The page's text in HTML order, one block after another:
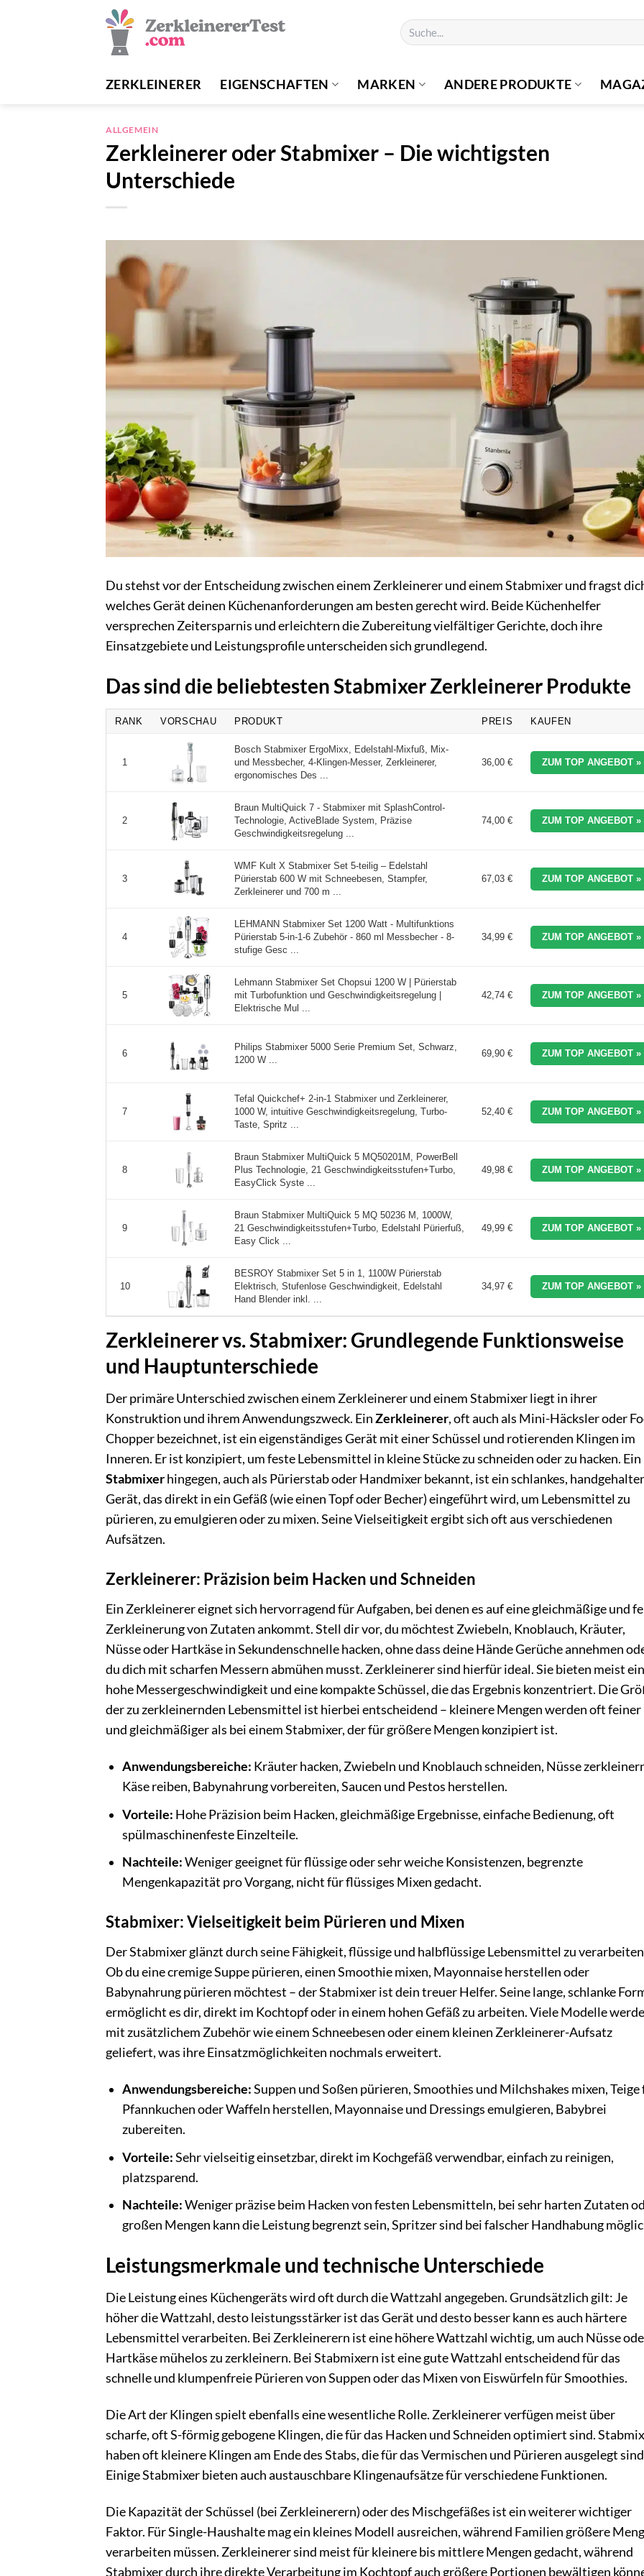
Suchen
nach:
ZERKLEINERER EIGENSCHAFTEN MARKEN ANDERE PRODUKTE
ALLGEMEIN
Zerkleinerer oder Stabmixer – Die wichtigsten
Unterschiede
Du stehst vor der Entscheidung zwischen einem Zerkleinerer und einem Stabmixer und fragst
welches Gerät deinen Küchenanforderungen am besten gerecht wird. Beide Küchenhelfer
versprechen Zeitersparnis und erleichtern die Zubereitung vielfältiger Gerichte, doch ihre
Einsatzgebiete und Leistungsprofile unterscheiden sich grundlegend.
Das sind die beliebtesten Stabmixer Zerkleinerer Produkte
RANK VORSCHAU PRODUKT PREIS KAUFEN
1
Bosch Stabmixer ErgoMixx, Edelstahl-Mixfuß, Mix-
und Messbecher, 4-Klingen-Messer, Zerkleinerer,
ergonomisches Des ...
36,00 € ZUM TOP ANGEBOT »
2
Braun MultiQuick 7 - Stabmixer mit SplashControl-
Technologie, ActiveBlade System, Präzise
Geschwindigkeitsregelung ...
74,00 € ZUM TOP ANGEBOT »
3
WMF Kult X Stabmixer Set 5-teilig – Edelstahl
Pürierstab 600 W mit Schneebesen, Stampfer,
Zerkleinerer und 700 m ...
67,03 € ZUM TOP ANGEBOT »
4
LEHMANN Stabmixer Set 1200 Watt - Multifunktions
Pürierstab 5-in-1-6 Zubehör - 860 ml Messbecher - 8-
stufige Gesc ...
34,99 € ZUM TOP ANGEBOT »
5
Lehmann Stabmixer Set Chopsui 1200 W | Pürierstab
mit Turbofunktion und Geschwindigkeitsregelung |
Elektrische Mul ...
42,74 € ZUM TOP ANGEBOT »
6
Philips Stabmixer 5000 Serie Premium Set, Schwarz,
1200 W ...
69,90 € ZUM TOP ANGEBOT »
7
Tefal Quickchef+ 2-in-1 Stabmixer und Zerkleinerer,
1000 W, intuitive Geschwindigkeitsregelung, Turbo-
Taste, Spritz ...
52,40 € ZUM TOP ANGEBOT »
8
Braun Stabmixer MultiQuick 5 MQ50201M, PowerBell
Plus Technologie, 21 Geschwindigkeitsstufen+Turbo,
EasyClick Syste ...
49,98 € ZUM TOP ANGEBOT »
9
Braun Stabmixer MultiQuick 5 MQ 50236 M, 1000W,
21 Geschwindigkeitsstufen+Turbo, Edelstahl Pürierfuß,
Easy Click ...
49,99 € ZUM TOP ANGEBOT »
10
BESROY Stabmixer Set 5 in 1, 1100W Pürierstab
Elektrisch, Stufenlose Geschwindigkeit, Edelstahl
Hand Blender inkl. ...
34,97 € ZUM TOP ANGEBOT »
Zerkleinerer vs. Stabmixer: Grundlegende Funktionsweise
und Hauptunterschiede
Der primäre Unterschied zwischen einem Zerkleinerer und einem Stabmixer liegt in ihrer
Konstruktion und ihrem Anwendungszweck. EinZerkleinerer, oft auch als Mini-Häcksler oder
Chopper bezeichnet, ist ein eigenständiges Gerät mit einer Schüssel und rotierenden Klingen im
Inneren. Er ist konzipiert, um feste Lebensmittel in kleine Stücke zu schneiden oder zu hacken. Ein
Stabmixerhingegen, auch als Pürierstab oder Handmixer bekannt, ist ein schlankes,
Gerät, das direkt in ein Gefäß (wie einen Topf oder Becher) eingeführt wird, um Lebensmittel zu
pürieren, zu emulgieren oder zu mixen. Seine Vielseitigkeit ergibt sich oft aus verschiedenen
Aufsätzen.
Zerkleinerer: Präzision beim Hacken und Schneiden
Ein Zerkleinerer eignet sich hervorragend für Aufgaben, bei denen es auf eine gleichmäßige und
Zerkleinerung von Zutaten ankommt. Stell dir vor, du möchtest Zwiebeln, Knoblauch, Kräuter,
Nüsse oder Hartkäse in Sekundenschnelle hacken, ohne dass deine Hände Gerüche annehmen
du dich mit scharfen Messern abmühen musst. Zerkleinerer sind hierfür ideal. Sie bieten meist
hohe Messergeschwindigkeit und eine kompakte Schüssel, die das Ergebnis konzentriert. Die
der zu zerkleinernden Lebensmittel ist hierbei entscheidend – kleinere Mengen werden oft feiner
und gleichmäßiger als bei einem Stabmixer, der für größere Mengen konzipiert ist.
Anwendungsbereiche: Kräuter hacken, Zwiebeln und Knoblauch schneiden, Nüsse
Käse reiben, Babynahrung vorbereiten, Saucen und Pestos herstellen.
Vorteile: Hohe Präzision beim Hacken, gleichmäßige Ergebnisse, einfache Bedienung, oft
spülmaschinenfeste Einzelteile.
Nachteile:Weniger geeignet für flüssige oder sehr weiche Konsistenzen, begrenzte
Mengenkapazität pro Vorgang, nicht für flüssiges Mixen gedacht.
Stabmixer: Vielseitigkeit beim Pürieren und Mixen
Der Stabmixer glänzt durch seine Fähigkeit, flüssige und halbflüssige Lebensmittel zu
Ob du eine cremige Suppe pürieren, einen Smoothie mixen, Mayonnaise herstellen oder
Babynahrung pürieren möchtest – der Stabmixer ist dein treuer Helfer. Seine lange, schlanke
ermöglicht es dir, direkt im Kochtopf oder in einem hohen Gefäß zu arbeiten. Viele Modelle
mit zusätzlichem Zubehör wie einem Schneebesen oder einem kleinen Zerkleinerer-Aufsatz
geliefert, was ihre Einsatzmöglichkeiten nochmals erweitert.
Anwendungsbereiche:Suppen und Soßen pürieren, Smoothies und Milchshakes mixen, Teige
Pfannkuchen oder Waffeln herstellen, Mayonnaise und Dressings emulgieren, Babybrei
zubereiten.
Vorteile:Sehr vielseitig einsetzbar, direkt im Kochgefäß verwendbar, einfach zu reinigen,
platzsparend.
Nachteile:Weniger präzise beim Hacken von festen Lebensmitteln, bei sehr harten Zutaten
großen Mengen kann die Leistung begrenzt sein, Spritzer sind bei falscher Handhabung
Leistungsmerkmale und technische Unterschiede
Die Leistung eines Küchengeräts wird oft durch die Wattzahl angegeben. Grundsätzlich gilt: Je
höher die Wattzahl, desto leistungsstärker ist das Gerät und desto besser kann es auch härtere
Lebensmittel verarbeiten. Bei Zerkleinerern ist eine höhere Wattzahl wichtig, um auch Nüsse
Hartkäse mühelos zu zerkleinern. Bei Stabmixern ist eine gute Wattzahl entscheidend für das
schnelle und klumpenfreie Pürieren von Suppen oder das Mixen von Eiswürfeln für Smoothies.
Die Art der Klingen spielt ebenfalls eine wesentliche Rolle. Zerkleinerer verfügen meist über
scharfe, oft S-förmig gebogene Klingen, die für das Hacken und Schneiden optimiert sind.
haben oft kleinere Klingen am Ende des Stabs, die für das Vermischen und Pürieren ausgelegt
Einige Stabmixer bieten auch austauschbare Klingenaufsätze für verschiedene Funktionen.
Die Kapazität der Schüssel (bei Zerkleinerern) oder des Mischgefäßes ist ein weiterer wichtiger
Faktor. Für Single-Haushalte mag ein kleines Modell ausreichen, während Familien größere
verarbeiten müssen. Zerkleinerer sind meist für kleinere bis mittlere Mengen gedacht, während
Stabmixer durch ihre direkte Verarbeitung im Kochtopf auch größere Portionen bewältigen